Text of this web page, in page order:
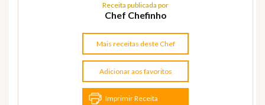
Receita publicada por
Chef Chefinho
Mais receitas deste Chef
Adicionar aos favoritos
Imprimir Receita